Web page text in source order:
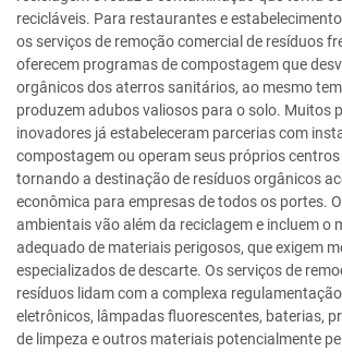
recicláveis. Para restaurantes e
os serviços de remoção comercial de resíduos
oferecem programas de compostagem que
orgânicos dos aterros sanitários, ao mesmo
produzem adubos valiosos para o solo. Muitos
inovadores já estabeleceram parcerias com
compostagem ou operam seus próprios
tornando a destinação de resíduos orgânicos
econômica para empresas de todos os portes.
ambientais vão além da reciclagem e incluem o
adequado de materiais perigosos, que exigem
especializados de descarte. Os serviços de
resíduos lidam com a complexa
eletrônicos, lâmpadas fluorescentes, baterias,
de limpeza e outros materiais potencialmente